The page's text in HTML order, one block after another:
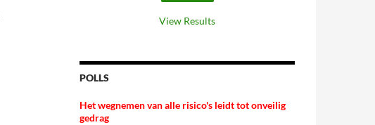
View Results
POLLS
Het wegnemen van alle risico's leidt tot onveilig
gedrag